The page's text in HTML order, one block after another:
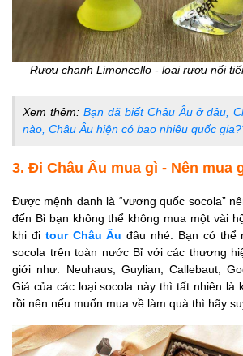
Rượu chanh Limoncello - loại rượu nổi
Xem thêm: Bạn đã biết Châu Âu ở đâu,
nào, Châu Âu hiện có bao nhiêu quốc
3. Đi Châu Âu mua gì - Nên mua
Được mệnh danh là “vương quốc socola”
đến Bỉ bạn không thể không mua một vài
khi đi tour Châu Âu đâu nhé. Bạn có thể
socola trên toàn nước Bỉ với các thương
giới như: Neuhaus, Guylian, Callebaut,
Giá của các loại socola này thì tất nhiên là
rồi nên nếu muốn mua về làm quà thì hãy